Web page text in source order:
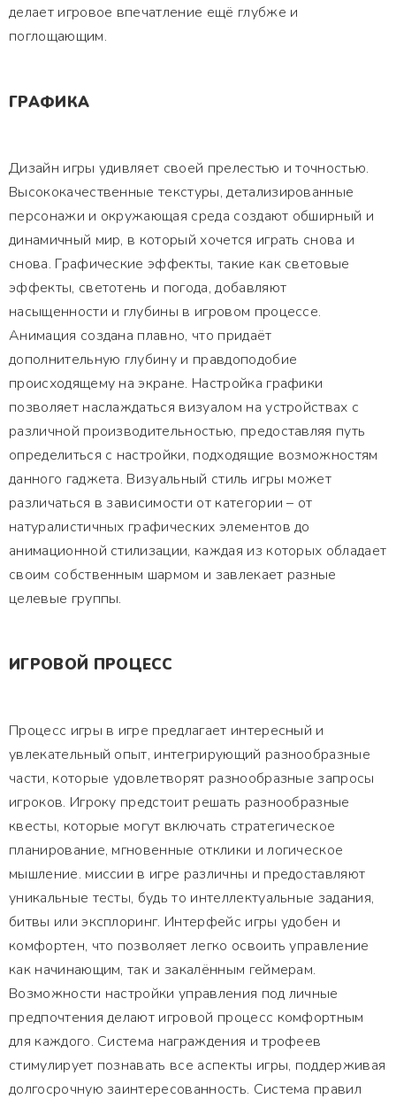
делает игровое впечатление ещё глубже и
поглощающим.
ГРАФИКА
Дизайн игры удивляет своей прелестью и точностью.
Высококачественные текстуры, детализированные
персонажи и окружающая среда создают обширный и
динамичный мир, в который хочется играть снова и
снова. Графические эффекты, такие как световые
эффекты, светотень и погода, добавляют
насыщенности и глубины в игровом процессе.
Анимация создана плавно, что придаёт
дополнительную глубину и правдоподобие
происходящему на экране. Настройка графики
позволяет наслаждаться визуалом на устройствах с
различной производительностью, предоставляя путь
определиться с настройки, подходящие возможностям
данного гаджета. Визуальный стиль игры может
различаться в зависимости от категории – от
натуралистичных графических элементов до
анимационной стилизации, каждая из которых обладает
своим собственным шармом и завлекает разные
целевые группы.
ИГРОВОЙ ПРОЦЕСС
Процесс игры в игре предлагает интересный и
увлекательный опыт, интегрирующий разнообразные
части, которые удовлетворят разнообразные запросы
игроков. Игроку предстоит решать разнообразные
квесты, которые могут включать стратегическое
планирование, мгновенные отклики и логическое
мышление. миссии в игре различны и предоставляют
уникальные тесты, будь то интеллектуальные задания,
битвы или эксплоринг. Интерфейс игры удобен и
комфортен, что позволяет легко освоить управление
как начинающим, так и закалённым геймерам.
Возможности настройки управления под личные
предпочтения делают игровой процесс комфортным
для каждого. Система награждения и трофеев
стимулирует познавать все аспекты игры, поддерживая
долгосрочную заинтересованность. Система правил